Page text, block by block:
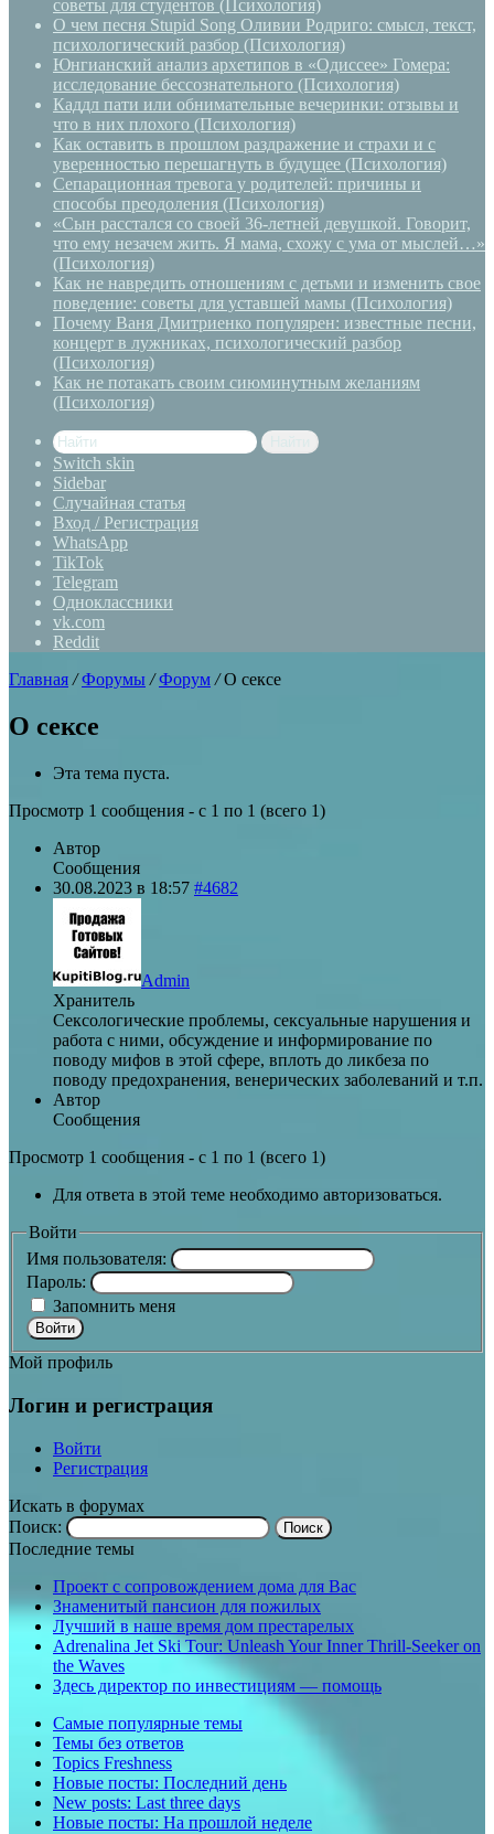
советы для студентов (Психология)
О чем песня Stupid Song Оливии Родриго: смысл, текст,
психологический разбор (Психология)
Юнгианский анализ архетипов в «Одиссее» Гомера:
исследование бессознательного (Психология)
Каддл пати или обнимательные вечеринки: отзывы и
что в них плохого (Психология)
Как оставить в прошлом раздражение и страхи и с
уверенностью перешагнуть в будущее (Психология)
Сепарационная тревога у родителей: причины и
способы преодоления (Психология)
«Сын расстался со своей 36-летней девушкой. Говорит,
что ему незачем жить. Я мама, схожу с ума от мыслей…»
(Психология)
Как не навредить отношениям с детьми и изменить свое
поведение: советы для уставшей мамы (Психология)
Почему Ваня Дмитриенко популярен: известные песни,
концерт в лужниках, психологический разбор
(Психология)
Как не потакать своим сиюминутным желаниям
(Психология)
Switch skin
Sidebar
Случайная статья
Вход / Регистрация
WhatsApp
TikTok
Telegram
Одноклассники
vk.com
Reddit
Главная / Форумы / Форум / О сексе
О сексе
Эта тема пуста.
Просмотр 1 сообщения - с 1 по 1 (всего 1)
Автор
Сообщения
30.08.2023 в 18:57 #4682
Admin
Хранитель
Сексологические проблемы, сексуальные нарушения и
работа с ними, обсуждение и информирование по
поводу мифов в этой сфере, вплоть до ликбеза по
поводу предохранения, венерических заболеваний и т.п.
Автор
Сообщения
Просмотр 1 сообщения - с 1 по 1 (всего 1)
Для ответа в этой теме необходимо авторизоваться.
Войти
Имя пользователя:
Пароль:
Запомнить меня
Войти
Мой профиль
Логин и регистрация
Войти
Регистрация
Искать в форумах
Поиск:
Последние темы
Проект с сопровождением дома для Вас
Знаменитый пансион для пожилых
Лучший в наше время дом престарелых
Adrenalina Jet Ski Tour: Unleash Your Inner Thrill-Seeker on
the Waves
Здесь директор по инвестициям — помощь
Самые популярные темы
Темы без ответов
Topics Freshness
Новые посты: Последний день
New posts: Last three days
Новые посты: На прошлой неделе